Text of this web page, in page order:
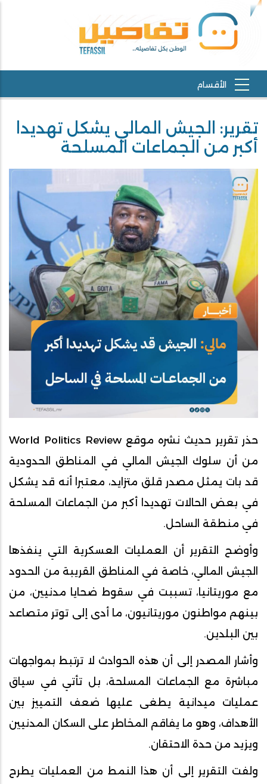
تقرير: الجيش المالي يشكل تهديدا
أكبر من الجماعات المسلحة
حذر تقرير حديث نشره موقع World Politics Review
من أن سلوك الجيش المالي في المناطق الحدودية
قد بات يمثل مصدر قلق متزايد، معتبرا أنه قد يشكل
في بعض الحالات تهديدا أكبر من الجماعات المسلحة
في منطقة الساحل.
وأوضح التقرير أن العمليات العسكرية التي ينفذها
الجيش المالي، خاصة في المناطق القريبة من الحدود
مع موريتانيا، تسببت في سقوط ضحايا مدنيين، من
بينهم مواطنون موريتانيون، ما أدى إلى توتر متصاعد
بين البلدين.
وأشار المصدر إلى أن هذه الحوادث لا ترتبط بمواجهات
مباشرة مع الجماعات المسلحة، بل تأتي في سياق
عمليات ميدانية يطغى عليها ضعف التمييز بين
الأهداف، وهو ما يفاقم المخاطر على السكان المدنيين
ويزيد من حدة الاحتقان.
ولفت التقرير إلى أن هذا النمط من العمليات يطرح